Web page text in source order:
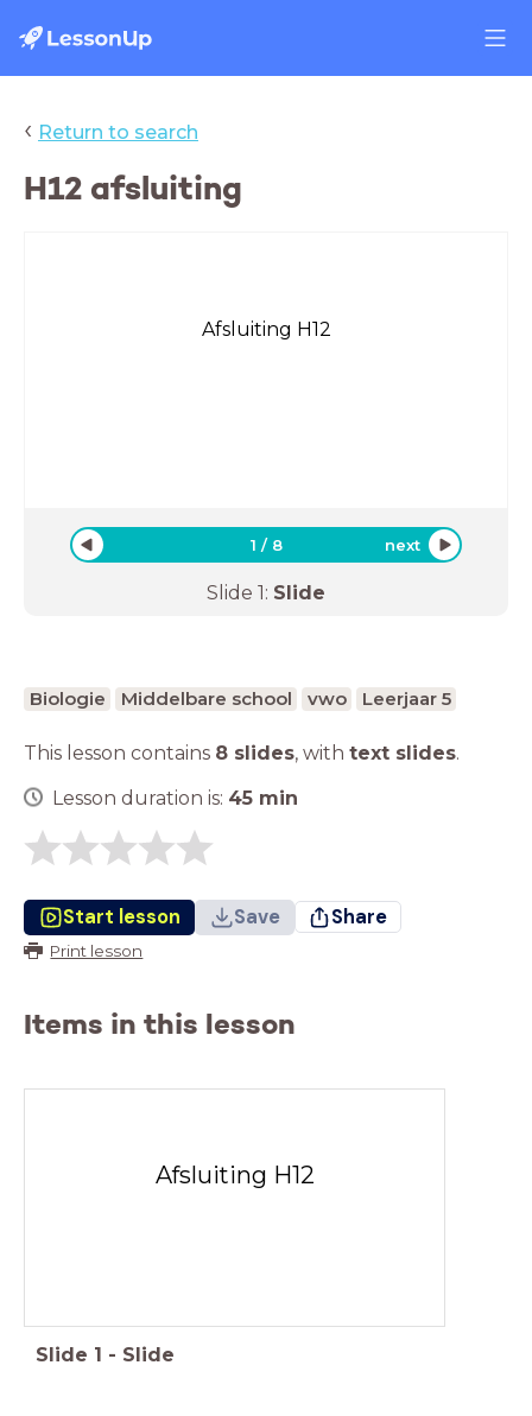
‹ Return to search
H12 afsluiting
Afsluiting H12
1 / 8 next
Slide 1: Slide
Biologie Middelbare school vwo Leerjaar 5
This lesson contains 8 slides, with text slides.
Lesson duration is: 45 min
Start lesson Save Share
Print lesson
Items in this lesson
Afsluiting H12
Slide 1 - Slide